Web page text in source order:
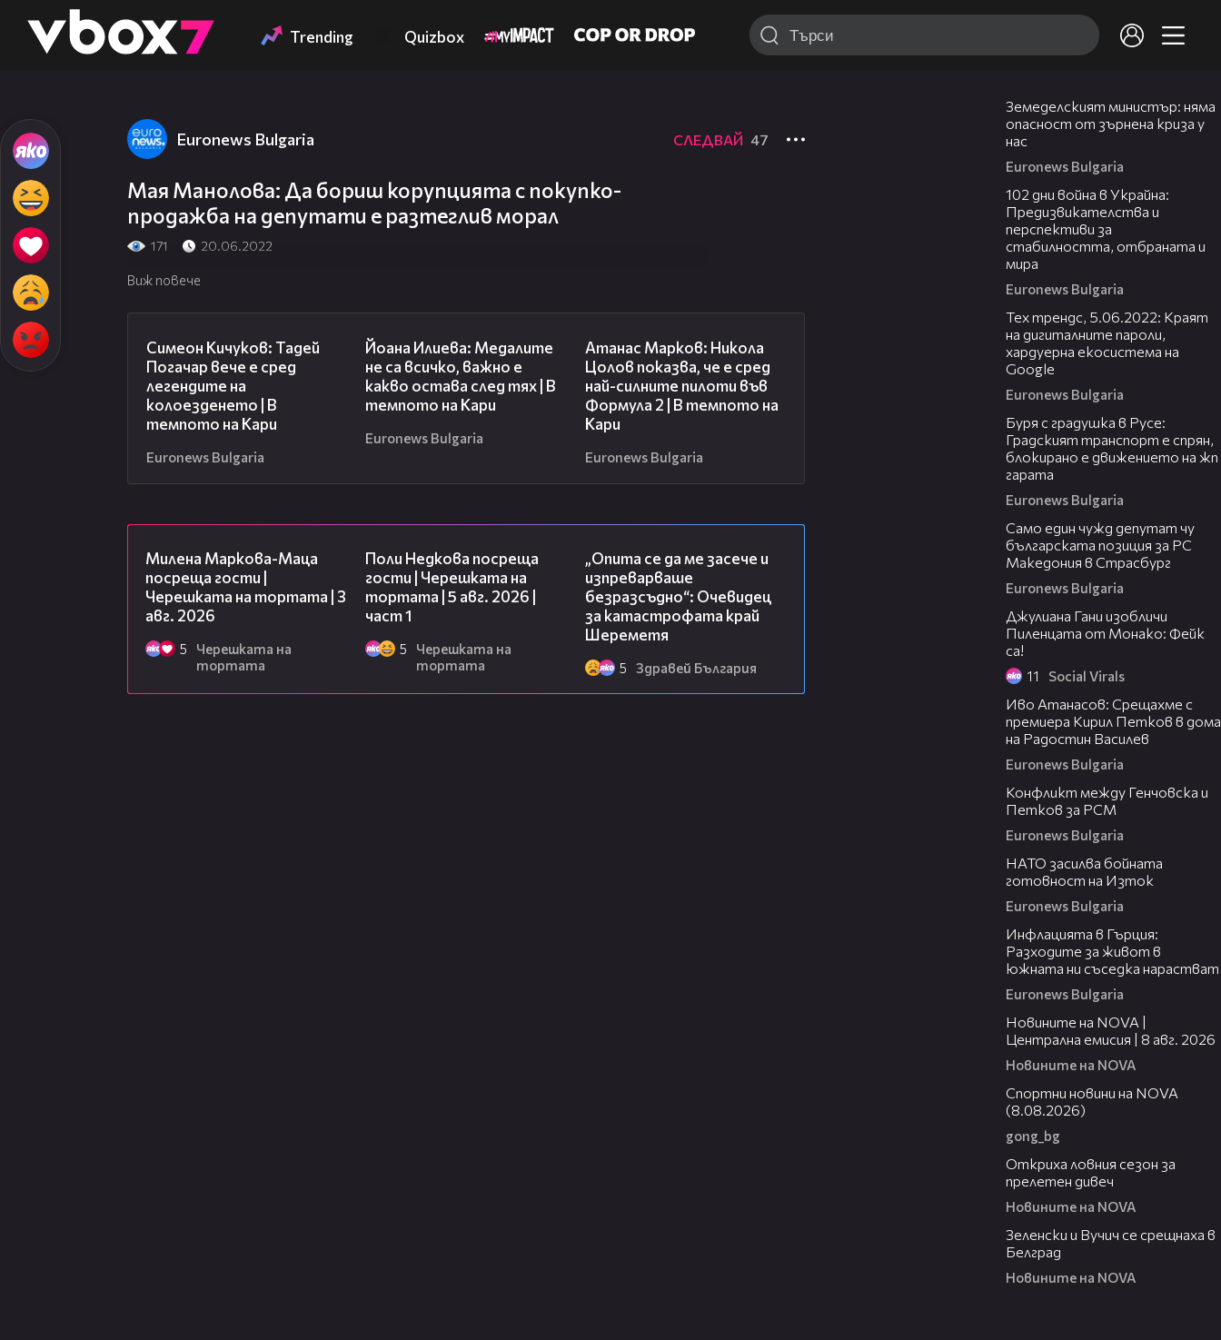
👾 Trending Quizbox
Euronews Bulgaria СЛЕДВАЙ 47
Мая Манолова: Да бориш корупцията с покупко-
продажба на депутати е разтеглив морал
171 20.06.2022
Виж повече
Симеон Кичуков: Тадей
Погачар вече е сред
легендите на
колоезденето | В
темпото на Кари
Euronews Bulgaria
Йоана Илиева: Медалите
не са всичко, важно е
какво остава след тях | В
темпото на Кари
Euronews Bulgaria
Атанас Марков: Никола
Цолов показва, че е сред
най-силните пилоти във
Формула 2 | В темпото на
Кари
Euronews Bulgaria
Милена Маркова-Маца
посреща гости |
Черешката на тортата | 3
авг. 2026
5
Черешката на
тортата
Поли Недкова посреща
гости | Черешката на
тортата | 5 авг. 2026 |
част 1
5
Черешката на
тортата
„Опита се да ме засече и
изпреварваше
безразсъдно“: Очевидец
за катастрофата край
Шереметя
5 Здравей България
Земеделският министър: няма
опасност от зърнена криза у
нас
Euronews Bulgaria
102 дни война в Украйна:
Предизвикателства и
перспективи за
стабилността, отбраната и
мира
Euronews Bulgaria
Тех трендс, 5.06.2022: Краят
на дигиталните пароли,
хардуерна екосистема на
Google
Euronews Bulgaria
Буря с градушка в Русе:
Градският транспорт е спрян,
блокирано е движението на жп
гарата
Euronews Bulgaria
Само един чужд депутат чу
българската позиция за РС
Македония в Страсбург
Euronews Bulgaria
Джулиана Гани изобличи
Пиленцата от Монако: Фейк
са!
11 Social Virals
Иво Атанасов: Срещахме с
премиера Кирил Петков в дома
на Радостин Василев
Euronews Bulgaria
Конфликт между Генчовска и
Петков за РСМ
Euronews Bulgaria
НАТО засилва бойната
готовност на Изток
Euronews Bulgaria
Инфлацията в Гърция:
Разходите за живот в
южната ни съседка нарастват
Euronews Bulgaria
Новините на NOVA |
Централна емисия | 8 авг. 2026
Новините на NOVA
Спортни новини на NOVA
(8.08.2026)
gong_bg
Откриха ловния сезон за
прелетен дивеч
Новините на NOVA
Зеленски и Вучич се срещнаха в
Белград
Новините на NOVA